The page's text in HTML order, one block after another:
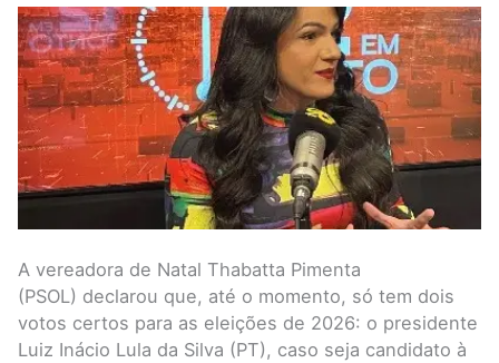
A vereadora de Natal Thabatta Pimenta
(PSOL) declarou que, até o momento, só tem dois
votos certos para as eleições de 2026: o presidente
Luiz Inácio Lula da Silva (PT), caso seja candidato à
diz
que
ainda
não
decidiu
voto
para
Governo
do
RN
em
2026